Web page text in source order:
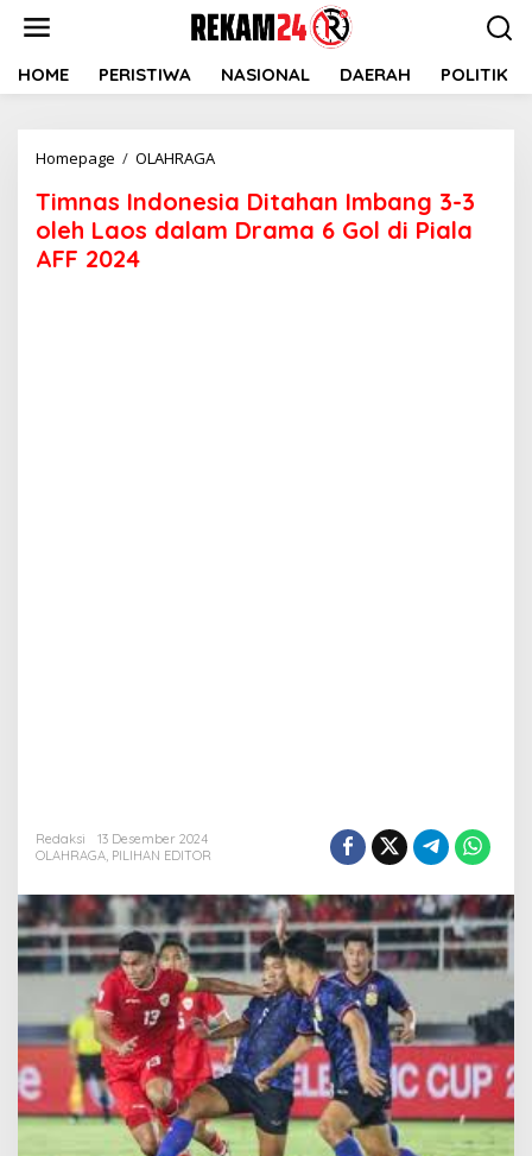
HOME PERISTIWA NASIONAL DAERAH POLITIK
Homepage / OLAHRAGATimnas
Ditahan
Imbang
Timnas Indonesia Ditahan Imbang 3-3
oleh Laos dalam Drama 6 Gol di Piala
AFF 2024
Redaksi
13 Desember 2024
OLAHRAGA, PILIHAN EDITOR